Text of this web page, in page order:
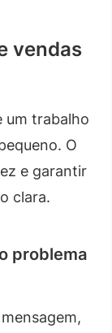
vendas
um trabalho
O
e garantir
clara.
problema